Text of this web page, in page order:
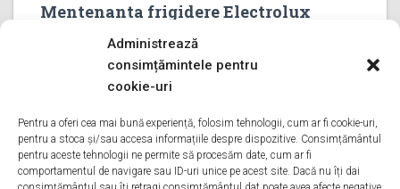
Administrează
consimțămintele pentru
cookie-uri
Pentru a oferi cea mai bună experiență, folosim tehnologii, cum ar fi cookie-uri,
pentru a stoca și/sau accesa informațiile despre dispozitive. Consimțământul
pentru aceste tehnologii ne permite să procesăm date, cum ar fi
comportamentul de navigare sau ID-uri unice pe acest site. Dacă nu îți dai
Mentenanta frigidere Electrolux
PRAHOVA
Mentenanta frigidere Electrolux PRAHOVA Bine ati venit pe
pagina noastra de Mentenanta frigidere Electrolux
ce trebuie sa faceti este sa ne sunati va oferim
Mentenanta in Citește mai mult